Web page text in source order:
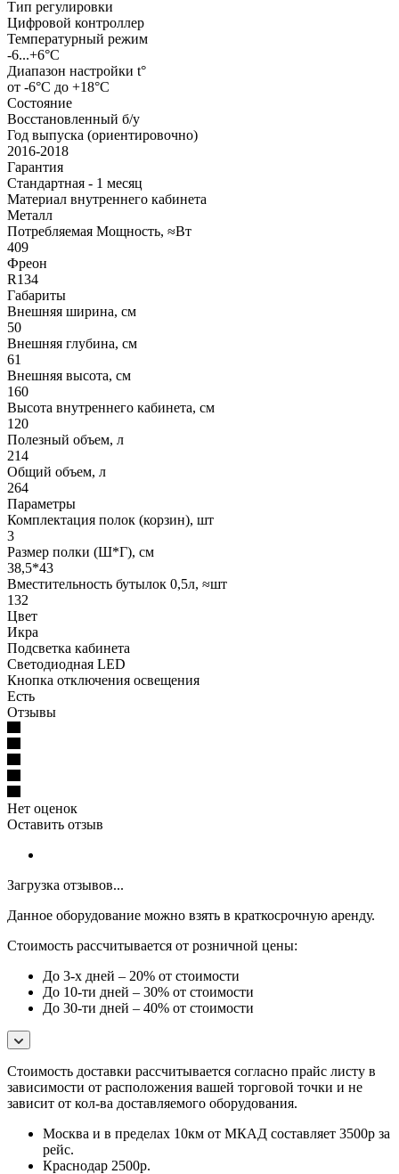
Тип регулировки
Цифровой контроллер
Температурный режим
-6...+6°C
Диапазон настройки t°
от -6°С до +18°C
Состояние
Восстановленный б/у
Год выпуска (ориентировочно)
2016-2018
Гарантия
Стандартная - 1 месяц
Материал внутреннего кабинета
Металл
Потребляемая Мощность, ≈Вт
409
Фреон
R134
Габариты
Внешняя ширина, см
50
Внешняя глубина, см
61
Внешняя высота, см
160
Высота внутреннего кабинета, см
120
Полезный объем, л
214
Общий объем, л
264
Параметры
Комплектация полок (корзин), шт
3
Размер полки (Ш*Г), см
38,5*43
Вместительность бутылок 0,5л, ≈шт
132
Цвет
Икра
Подсветка кабинета
Светодиодная LED
Кнопка отключения освещения
Есть
Отзывы
Нет оценок
Оставить отзыв
Загрузка отзывов...
Данное оборудование можно взять в краткосрочную аренду.
Стоимость рассчитывается от розничной цены:
До 3-х дней – 20% от стоимости
До 10-ти дней – 30% от стоимости
До 30-ти дней – 40% от стоимости
Стоимость доставки расcчитывается согласно прайс листу в
зависимости от расположения вашей торговой точки и не
зависит от кол-ва доставляемого оборудования.
Москва и в пределах 10км от МКАД составляет 3500р за
рейс.
Краснодар 2500р.